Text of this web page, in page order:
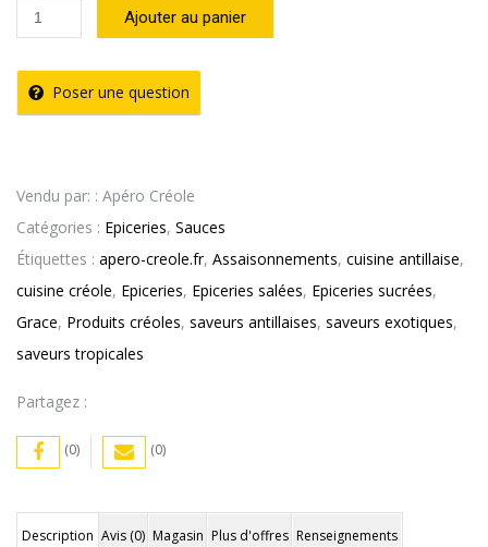
quantité
de
Sauce
Hot
85ml
–
GRACE
Ajouter au panier
Poser une question
Vendu par: : Apéro Créole
Catégories : Epiceries, Sauces
Étiquettes : apero-creole.fr, Assaisonnements, cuisine antillaise,
cuisine créole, Epiceries, Epiceries salées, Epiceries sucrées,
Grace, Produits créoles, saveurs antillaises, saveurs exotiques,
saveurs tropicales
Partagez :
(0) (0)
Description Avis (0) Magasin Plus d'offres Renseignements